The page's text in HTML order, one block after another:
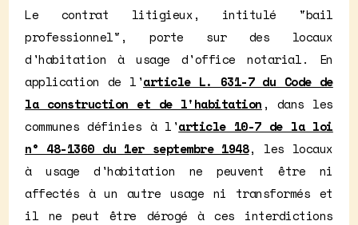
Le contrat litigieux, intitulé "bail
professionnel", porte sur des locaux
d'habitation à usage d'office notarial. En
application de l'article L. 631-7 du Code de
la construction et de l'habitation , dans les
communes définies à l'article 10-7 de la loi
n° 48-1360 du 1er septembre 1948, les locaux
à usage d'habitation ne peuvent être ni
affectés à un autre usage ni transformés et
il ne peut être dérogé à ces interdictions